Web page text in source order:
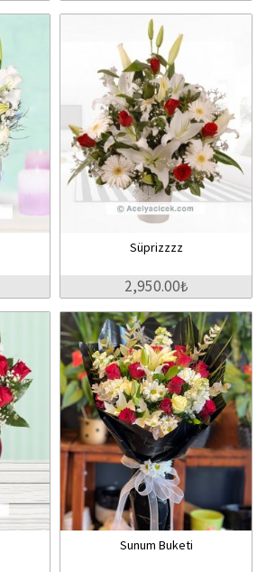
Süprizzzz
2,950.00₺
Sunum Buketi